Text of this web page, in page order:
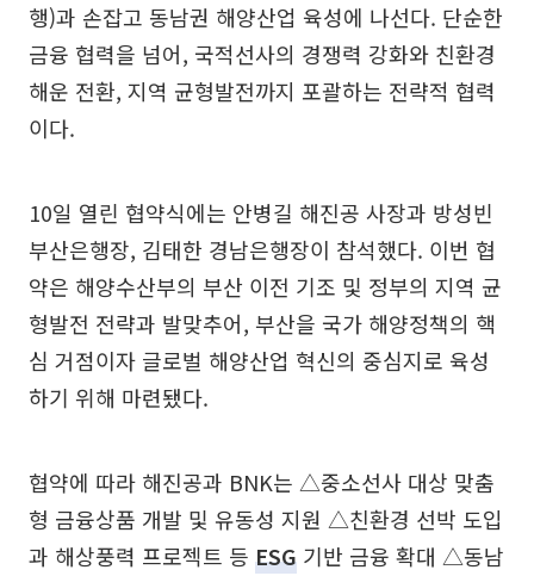
행)과 손잡고 동남권 해양산업 육성에 나선다. 단순한
금융 협력을 넘어, 국적선사의 경쟁력 강화와 친환경
해운 전환, 지역 균형발전까지 포괄하는 전략적 협력
이다.
10일 열린 협약식에는 안병길 해진공 사장과 방성빈
부산은행장, 김태한 경남은행장이 참석했다. 이번 협
약은 해양수산부의 부산 이전 기조 및 정부의 지역 균
형발전 전략과 발맞추어, 부산을 국가 해양정책의 핵
심 거점이자 글로벌 해양산업 혁신의 중심지로 육성
하기 위해 마련됐다.
협약에 따라 해진공과 BNK는 △중소선사 대상 맞춤
형 금융상품 개발 및 유동성 지원 △친환경 선박 도입
과 해상풍력 프로젝트 등 ESG 기반 금융 확대 △동남